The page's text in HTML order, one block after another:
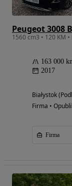
Peugeot 3008
163 000
2017
Białystok
Firma •
Firma